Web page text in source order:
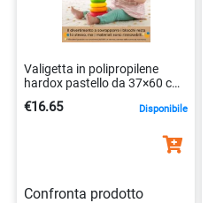
Valigetta in polipropilene
hardox pastello da 37×60 cm
€16.65 Disponibile
Confronta prodotto